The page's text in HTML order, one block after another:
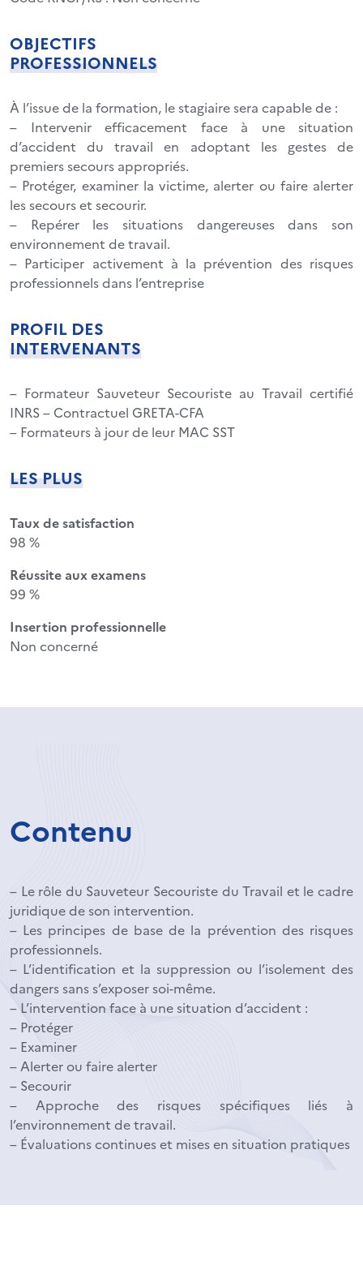
OBJECTIFS
PROFESSIONNELS
À l’issue de la formation, le stagiaire sera capable de :
– Intervenir efficacement face à une situation
d’accident du travail en adoptant les gestes de
premiers secours appropriés.
– Protéger, examiner la victime, alerter ou faire alerter
les secours et secourir.
– Repérer les situations dangereuses dans son
environnement de travail.
– Participer activement à la prévention des risques
professionnels dans l’entreprise
PROFIL DES
INTERVENANTS
– Formateur Sauveteur Secouriste au Travail certifié
INRS – Contractuel GRETA-CFA
– Formateurs à jour de leur MAC SST
LES PLUS
Taux de satisfaction
98 %
Réussite aux examens
99 %
Insertion professionnelle
Non concerné
Contenu
– Le rôle du Sauveteur Secouriste du Travail et le cadre
juridique de son intervention.
– Les principes de base de la prévention des risques
professionnels.
– L’identification et la suppression ou l’isolement des
dangers sans s’exposer soi-même.
– L’intervention face à une situation d’accident :
– Protéger
– Examiner
– Alerter ou faire alerter
– Secourir
– Approche des risques spécifiques liés à
l’environnement de travail.
– Évaluations continues et mises en situation pratiques